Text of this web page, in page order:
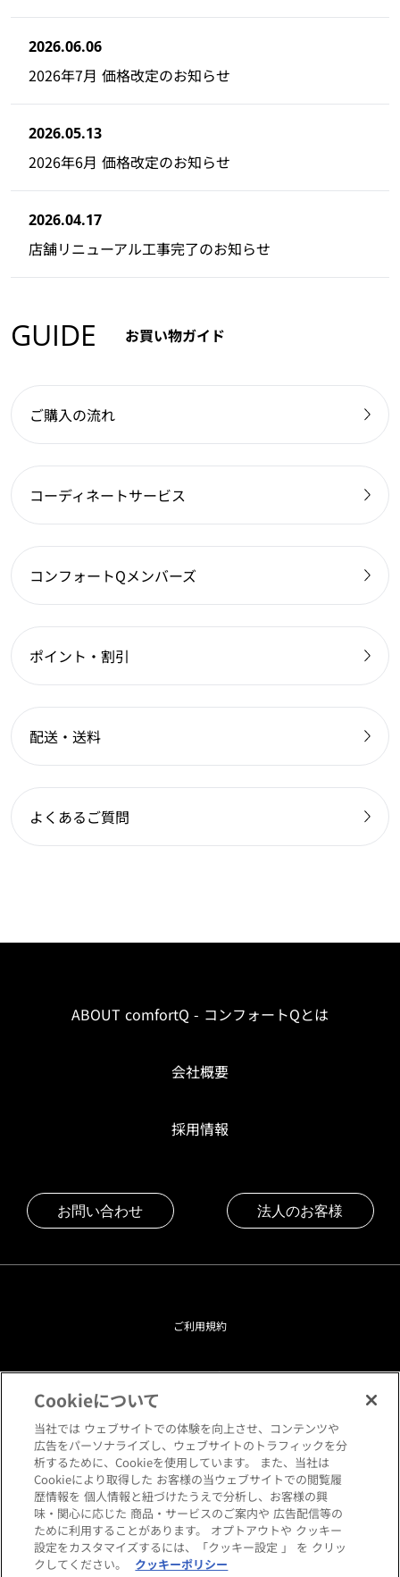
2026.06.06
2026年7月 価格改定のお知らせ
2026.05.13
2026年6月 価格改定のお知らせ
2026.04.17
店舗リニューアル工事完了のお知らせ
GUIDE お買い物ガイド
ご購入の流れ
コーディネートサービス
コンフォートQメンバーズ
ポイント・割引
配送・送料
よくあるご質問
ABOUT comfortQ - コンフォートQとは
会社概要
採用情報
お問い合わせ 法人のお客様
ご利用規約
プライバシーポリシー
クッキーポリシー
閲覧環境について
サイトマップ
Cookieについて
当社では ウェブサイトでの体験を向上させ、コンテンツや
広告をパーソナライズし、ウェブサイトのトラフィックを分
析するために、Cookieを使用しています。 また、当社は
Cookieにより取得した お客様の当ウェブサイトでの閲覧履
歴情報を 個人情報と紐づけたうえで分析し、お客様の興
味・関心に応じた 商品・サービスのご案内や 広告配信等の
ために利用することがあります。 オプトアウトや クッキー
設定をカスタマイズするには、「クッキー設定 」 を クリッ
クしてください。
クッキーポリシー